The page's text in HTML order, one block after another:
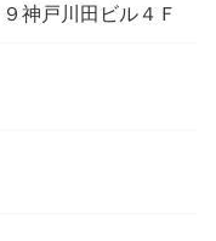
神戸川田ビル４Ｆ